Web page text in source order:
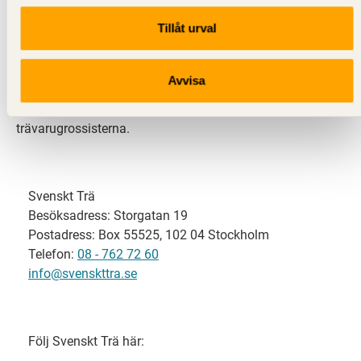
Tillåt urval
Avvisa
Svenskt Trä representerar svensk sågverksindustri
och är en del av branschorganisationen
svensk limträ-, KL-trä- och förpackningsindustri samt
trävarugrossisterna.
Svenskt Trä
Besöksadress: Storgatan 19
Postadress: Box 55525, 102 04 Stockholm
Telefon: 08 - 762 72 60
info@svenskttra.se
Följ Svenskt Trä här: